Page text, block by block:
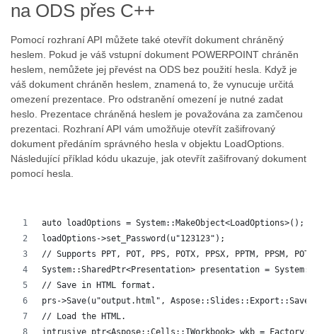
na ODS přes C++
Pomocí rozhraní API můžete také otevřít dokument chráněný
heslem. Pokud je váš vstupní dokument POWERPOINT chráněn
heslem, nemůžete jej převést na ODS bez použití hesla. Když je
váš dokument chráněn heslem, znamená to, že vynucuje určitá
omezení prezentace. Pro odstranění omezení je nutné zadat
heslo. Prezentace chráněná heslem je považována za zamčenou
prezentaci. Rozhraní API vám umožňuje otevřít zašifrovaný
dokument předáním správného hesla v objektu LoadOptions.
Následující příklad kódu ukazuje, jak otevřít zašifrovaný dokument
pomocí hesla.
auto loadOptions = System::MakeObject<LoadOptions>();
loadOptions->set_Password(u"123123");
// Supports PPT, POT, PPS, POTX, PPSX, PPTM, PPSM,
System::SharedPtr<Presentation> presentation =
// Save in HTML format.
prs->Save(u"output.html",
// Load the HTML.
intrusive_ptr<Aspose::Cells::IWorkbook> wkb =